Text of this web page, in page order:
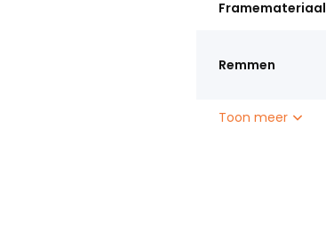
Framemateriaal
Remmen
Toon meer